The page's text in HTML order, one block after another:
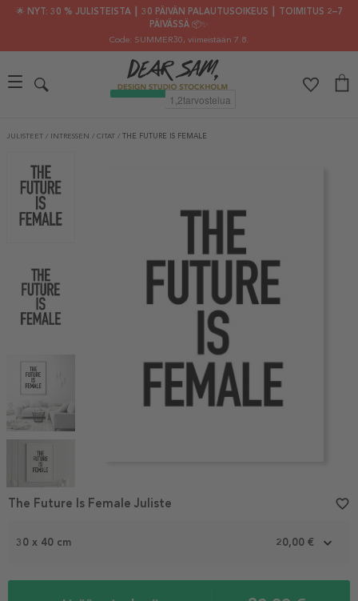
🌟 NYT: 30 % JULISTEISTA ┃ 30 PÄIVÄN PALAUTUSOIKEUS ┃ TOIMITUS 2–7
PÄIVÄSSÄ 📦✨
Code: SUMMER30, viimeistään 7.8.
JULISTEET / INTRESSEN / CITAT / THE FUTURE IS FEMALE
1
30 x 40 cm 20,00 €
The Future Is Female Juliste favorite_border